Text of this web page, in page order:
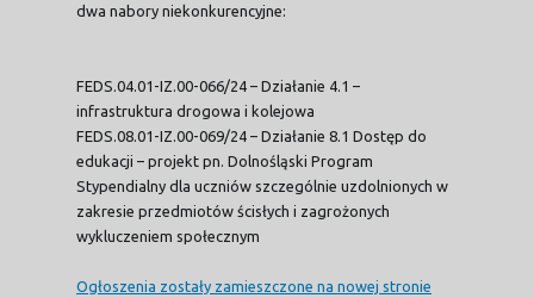
dwa nabory niekonkurencyjne:
FEDS.04.01-IZ.00-066/24 – Działanie 4.1 –
infrastruktura drogowa i kolejowa
FEDS.08.01-IZ.00-069/24 – Działanie 8.1 Dostęp do
edukacji – projekt pn. Dolnośląski Program
Stypendialny dla uczniów szczególnie uzdolnionych w
zakresie przedmiotów ścisłych i zagrożonych
wykluczeniem społecznym
Ogłoszenia zostały zamieszczone na nowej stronie